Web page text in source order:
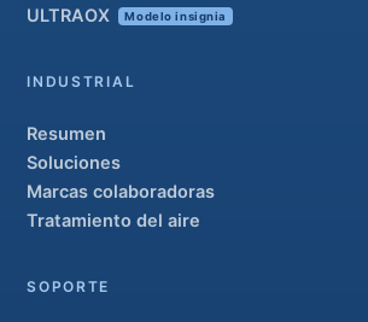
ULTRAOX
Modelo insignia
INDUSTRIAL
Resumen
Soluciones
Marcas colaboradoras
Tratamiento del aire
SOPORTE